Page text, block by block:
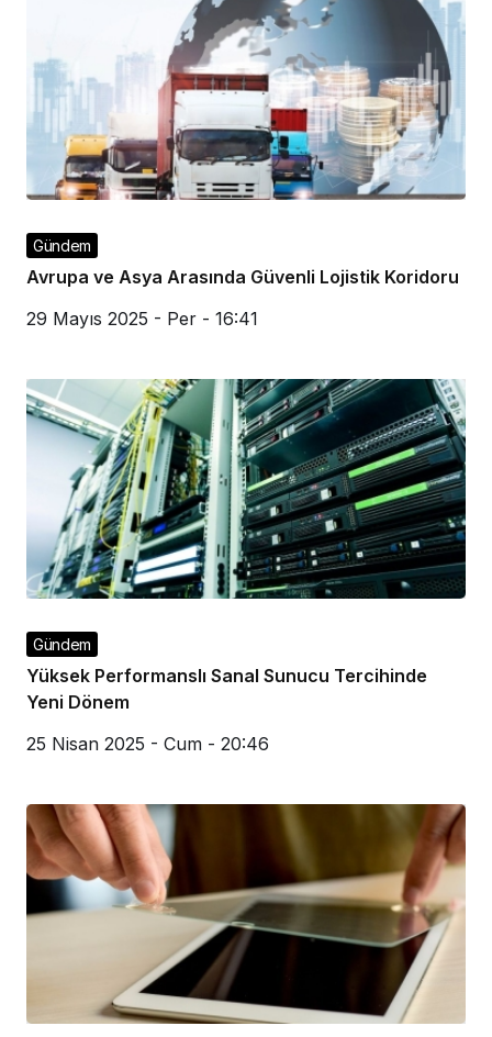
Gündem
Avrupa ve Asya Arasında Güvenli Lojistik Koridoru
29 Mayıs 2025 - Per - 16:41
Gündem
Yüksek Performanslı Sanal Sunucu Tercihinde
Yeni Dönem
25 Nisan 2025 - Cum - 20:46